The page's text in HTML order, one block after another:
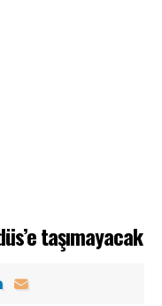
taşımayacak